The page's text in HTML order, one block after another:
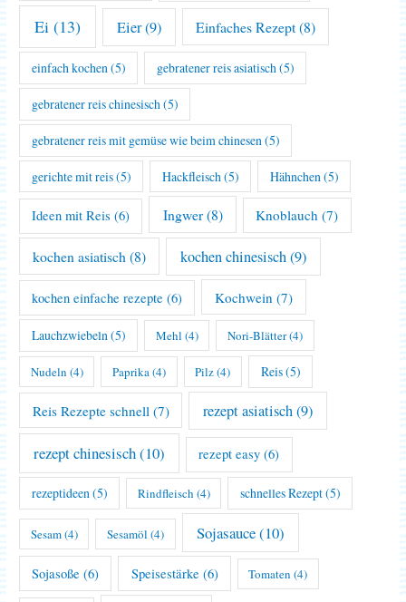
Ei (13) Eier(9) Einfaches Rezept(8)
einfach kochen(5) gebratener reis asiatisch(5)
gebratener reis chinesisch (5)
gebratener reis mit gemüse wie beim chinesen (5)
gerichte mit reis(5) Hackfleisch (5) Hähnchen (5)
Ideen mit Reis (6) Ingwer(8) Knoblauch (7)
kochen asiatisch (8) kochen chinesisch(9)
kochen einfache rezepte (6) Kochwein (7)
Lauchzwiebeln(5) Mehl (4) Nori-Blätter(4)
Nudeln (4) Paprika(4) Pilz(4) Reis(5)
Reis Rezepte schnell (7) rezept asiatisch(9)
rezept chinesisch(10) rezept easy (6)
rezeptideen (5) Rindfleisch (4) schnelles Rezept(5)
Sesam(4) Sesamöl (4) Sojasauce(10)
Sojasoße (6) Speisestärke (6) Tomaten (4)